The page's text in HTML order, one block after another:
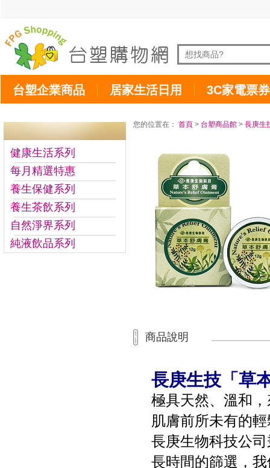
台塑企業商品 居家生活日用 3C家電票券
健康生活系列
每月精選特惠
養生保健系列
養生茶飲系列
自然淨界系列
純液飲品系列
您的位置在： 首頁 > 台塑商品館 > 長庚生
商品說明
長庚生技「草
極具天然、溫和
肌膚前所未有的
長庚生物科技公
長時間的篩選，